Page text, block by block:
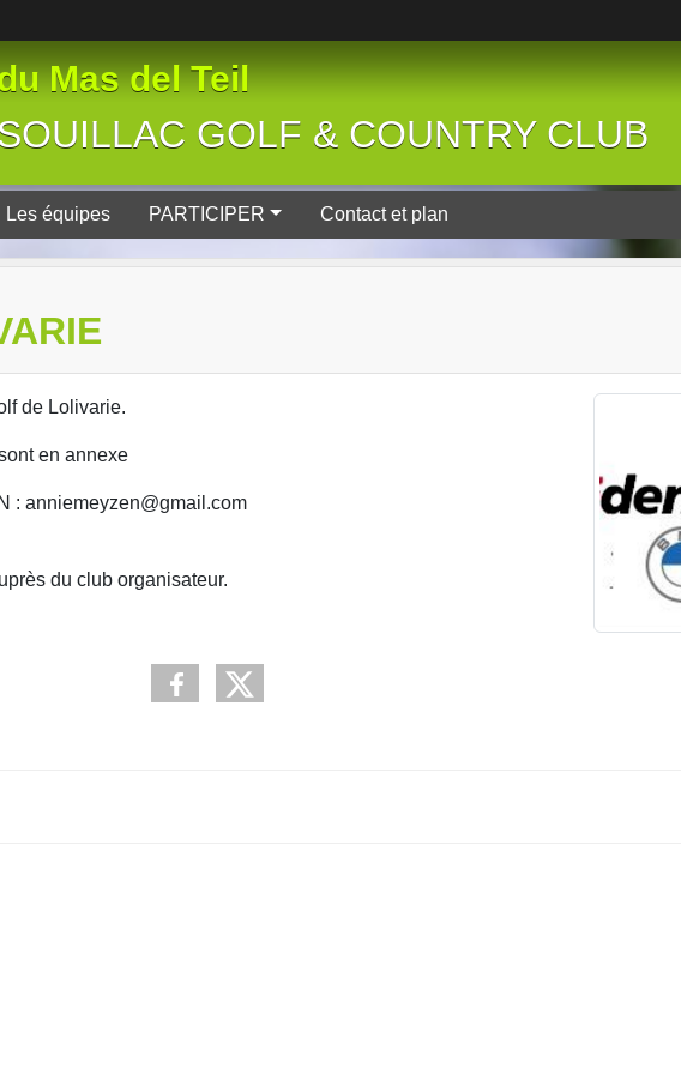
Mas del Teil
GOLF & COUNTRY CLUB
Les équipes PARTICIPER Contact et plan
de Lolivarie.
en annexe
: anniemeyzen@gmail.com
du club organisateur.